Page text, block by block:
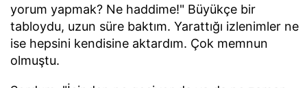
yorum yapmak? Ne haddime!" Büyükçe bir
tabloydu, uzun süre baktım. Yarattığı izlenimler ne
ise hepsini kendisine aktardım. Çok memnun
olmuştu.